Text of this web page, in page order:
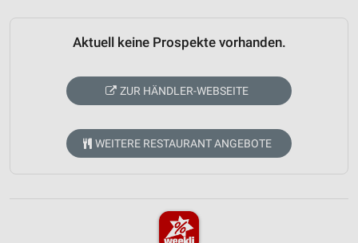
Aktuell keine Prospekte vorhanden.
ZUR HÄNDLER-WEBSEITE
WEITERE RESTAURANT ANGEBOTE